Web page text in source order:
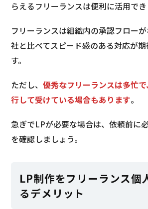
らえるフリーランスは便利に活用でき
フリーランスは組織内の承認フロー
社と比べてスピード感のある対応が
す。
ただし、優秀なフリーランスは多忙
行して受けている場合もあります。
急ぎでLPが必要な場合は、依頼前に
を確認しましょう。
LP制作をフリーランス個
るデメリット